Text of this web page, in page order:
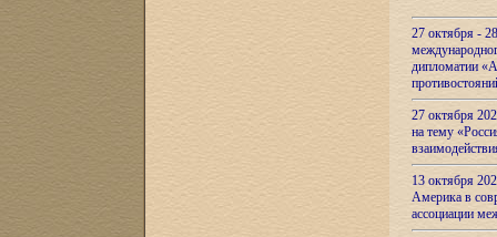
27 октября -
дипломатии
27 октября
на тему
13 октября
Америка в
ассоциации